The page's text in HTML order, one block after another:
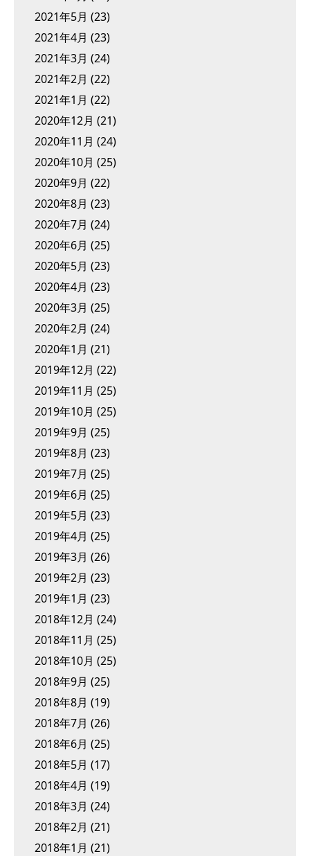
2021年5月 (23)
2021年4月 (23)
2021年3月 (24)
2021年2月 (22)
2021年1月 (22)
2020年12月 (21)
2020年11月 (24)
2020年10月 (25)
2020年9月 (22)
2020年8月 (23)
2020年7月 (24)
2020年6月 (25)
2020年5月 (23)
2020年4月 (23)
2020年3月 (25)
2020年2月 (24)
2020年1月 (21)
2019年12月 (22)
2019年11月 (25)
2019年10月 (25)
2019年9月 (25)
2019年8月 (23)
2019年7月 (25)
2019年6月 (25)
2019年5月 (23)
2019年4月 (25)
2019年3月 (26)
2019年2月 (23)
2019年1月 (23)
2018年12月 (24)
2018年11月 (25)
2018年10月 (25)
2018年9月 (25)
2018年8月 (19)
2018年7月 (26)
2018年6月 (25)
2018年5月 (17)
2018年4月 (19)
2018年3月 (24)
2018年2月 (21)
2018年1月 (21)